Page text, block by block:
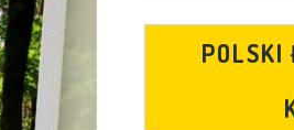
POLSKI